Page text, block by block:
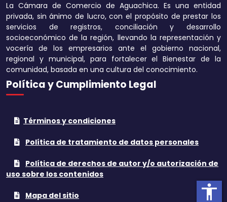
La Cámara de Comercio de Aguachica. Es una entidad
privada, sin ánimo de lucro, con el propósito de prestar los
servicios de registros, conciliación y desarrollo
socioeconómico de la región, llevando la representación y
vocería de los empresarios ante el gobierno nacional,
regional y municipal, para fortalecer el Bienestar de la
comunidad, basada en una cultura del conocimiento.
Política y Cumplimiento Legal
Términos y condiciones
Política de tratamiento de datos personales
Política de derechos de autor y/o autorización de
uso sobre los contenidos
Mapa del sitio accessibility
Aumentar el
texto
Disminuir el
texto
Aumentar la
Tonos grises
Subrayar enlaces
Cursor grande